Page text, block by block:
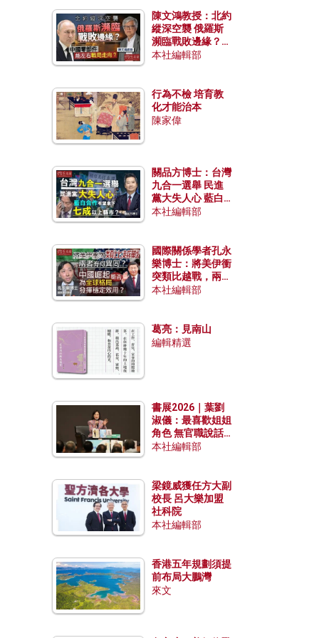
陳文鴻教授：北約
縱深空襲 俄羅斯
瀕臨戰敗邊緣？中
國零部件能左右戰
本社編輯部
行為不檢 培育教
化才能治本
陳家偉
關品方博士：台灣
九合一選舉 民進
黨大失人心 藍白
合作有望拿下七成
本社編輯部
國際關係學者孔永
樂博士：將美伊衝
突類比越戰，兩者
有何異同？中國崛
本社編輯部
葛亮：見南山
編輯精選
書展2026｜葉劉
淑儀：最喜歡姐姐
角色 無官職說話
包袱少
本社編輯部
梁鏡威獲任方大副
校長 呂大樂加盟
社科院
本社編輯部
香港五年規劃須提
前布局大鵬灣
來文